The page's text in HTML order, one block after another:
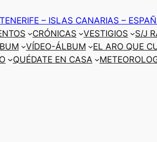
– ISLAS CANARIAS –
CRÓNICAS VESTIGIOS S/J
VÍDEO-ÁLBUM EL ARO QUE
QUÉDATE EN CASA